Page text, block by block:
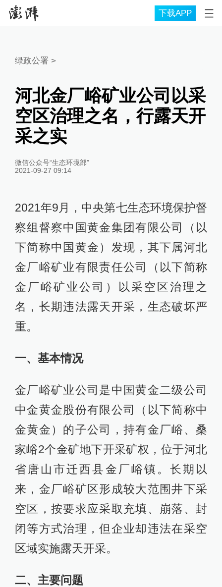
下载APP
绿政公署 >
河北金厂峪矿业公司以采
空区治理之名，行露天开
采之实
微信公众号“生态环境部”
2021-09-27 09:14
2021年9月，中央第七生态环境保护督
察组督察中国黄金集团有限公司（以
下简称中国黄金）发现，其下属河北
金厂峪矿业有限责任公司（以下简称
金厂峪矿业公司）以采空区治理之
名，长期违法露天开采，生态破坏严
重。
一、基本情况
金厂峪矿业公司是中国黄金二级公司
中金黄金股份有限公司（以下简称中
金黄金）的子公司，持有金厂峪、桑
家峪2个金矿地下开采矿权，位于河北
省唐山市迁西县金厂峪镇。长期以
来，金厂峪矿区形成较大范围井下采
空区，按要求应采取充填、崩落、封
闭等方式治理，但企业却违法在采空
区域实施露天开采。
二、主要问题